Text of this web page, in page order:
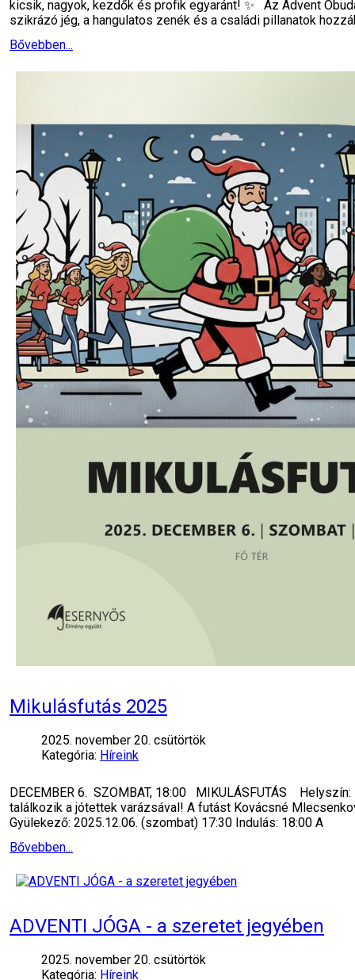
kicsik, nagyok, kezdők és profik egyaránt! ✨ Az Advent
szikrázó jég, a hangulatos zenék és a családi pillanatok
Bővebben...
Mikulásfutás 2025
2025. november 20. csütörtök
Kategória: Híreink
DECEMBER 6. SZOMBAT, 18:00 MIKULÁSFUTÁS
találkozik a jótettek varázsával! A futást Kovácsné
Gyülekező: 2025.12.06. (szombat) 17:30 Indulás: 18:00 A
Bővebben...
ADVENTI JÓGA - a szeretet jegyében
2025. november 20. csütörtök
Kategória: Híreink